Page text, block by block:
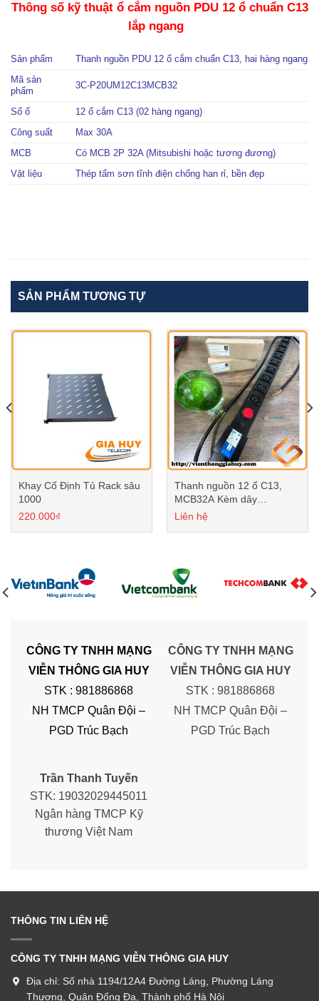
Thông số kỹ thuật ổ cắm nguồn PDU 12 ổ chuẩn C13
lắp ngang
Sản phẩm Thanh nguồn PDU 12 ổ cắm chuẩn C13, hai hàng ngang
Mã sản
phẩm
3C-P20UM12C13MCB32
Số ổ 12 ổ cắm C13 (02 hàng ngang)
Công suất Max 30A
MCB Có MCB 2P 32A (Mitsubishi hoặc tương đương)
Vật liệu Thép tấm sơn tĩnh điện chống han rỉ, bền đẹp
SẢN PHẨM TƯƠNG TỰ
Khay Cố Định Tủ Rack sâu
1000
220.000₫
Thanh nguồn 12 ổ C13,
MCB32A Kèm dây
3*2.5mm2
Liên hệ
CÔNG TY TNHH MẠNG
VIỄN THÔNG GIA HUY
STK : 981886868
NH TMCP Quân Đội –
PGD Trúc Bạch
CÔNG TY TNHH MẠNG
VIỄN THÔNG GIA HUY
STK : 981886868
NH TMCP Quân Đội –
PGD Trúc Bạch
Trần Thanh Tuyến
STK: 19032029445011
Ngân hàng TMCP Kỹ
thương Việt Nam
THÔNG TIN LIÊN HỆ
CÔNG TY TNHH MẠNG VIỄN THÔNG GIA HUY
Địa chỉ: Số nhà 1194/12A4 Đường Láng, Phường Láng
Thượng, Quận Đống Đa, Thành phố Hà Nội